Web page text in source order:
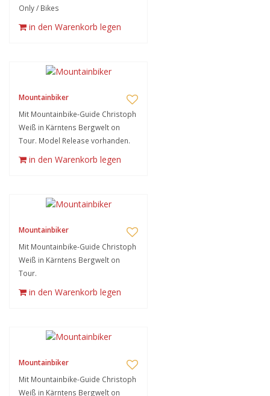
Only / Bikes
in den Warenkorb legen
Mountainbiker
Mit Mountainbike-Guide Christoph
Weiß in Kärntens Bergwelt on
Tour. Model Release vorhanden.
in den Warenkorb legen
Mountainbiker
Mit Mountainbike-Guide Christoph
Weiß in Kärntens Bergwelt on
Tour.
in den Warenkorb legen
Mountainbiker
Mit Mountainbike-Guide Christoph
Weiß in Kärntens Bergwelt on